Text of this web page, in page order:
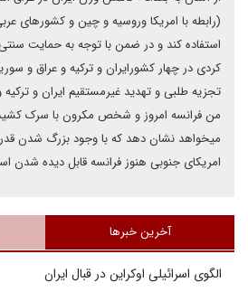
(رابطه با امریکا وروسیه و چین و کشورهای
استفاده کند و در ضمن با توجه به حمایت
کردی در چهار کشورایران و ترکیه و عراق و
تجزیه طلبی و تهدید غیرمستقیم ایران و
من فرانسه امروز و شخص مکرون با سرک کشیدن
میخواهد نشان دهد که با وجود بزرگ شدن
امریکای جنوبی هنوز فرانسه قابل دیده شدن
آخرین خبرها
الگوی اسرائیلی اوکراین در قبال ایران